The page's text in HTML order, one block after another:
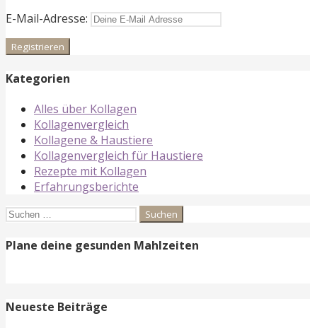
E-Mail-Adresse:
Kategorien
Alles über Kollagen
Kollagenvergleich
Kollagene & Haustiere
Kollagenvergleich für Haustiere
Rezepte mit Kollagen
Erfahrungsberichte
Suchen
Plane deine gesunden Mahlzeiten
Neueste Beiträge